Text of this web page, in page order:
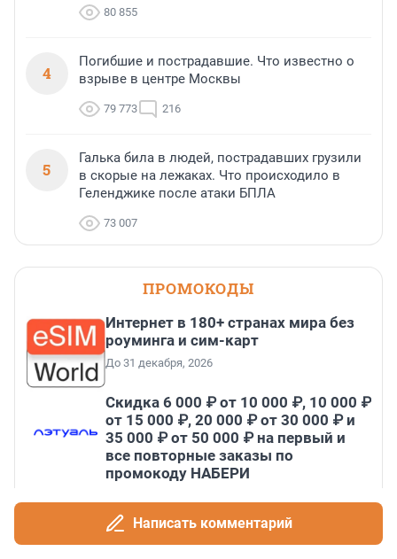
80 855
4
Погибшие и пострадавшие. Что известно о
взрыве в центре Москвы
79 773 216
5
Галька била в людей, пострадавших грузили
в скорые на лежаках. Что происходило в
Геленджике после атаки БПЛА
73 007
ПРОМОКОДЫ
Интернет в 180+ странах мира без
роуминга и сим-карт
До 31 декабря, 2026
Скидка 6 000 ₽ от 10 000 ₽, 10 000 ₽
от 15 000 ₽, 20 000 ₽ от 30 000 ₽ и
35 000 ₽ от 50 000 ₽ на первый и
все повторные заказы по
промокоду НАБЕРИ
Скидка 15% на базовый курс по
фридайвингу в Санкт-Петербурге
Написать комментарий